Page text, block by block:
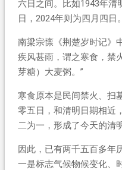
六日之间。比如1943年清
日，2024年则为四月四日。
南梁宗懔《荆楚岁时记》
疾风甚雨，谓之寒食，禁
芽糖）大麦粥。”
寒食原本是民间禁火、扫
零五日，和清明日期相近
二为一，形成了今天的清
因此，已有两千五百多年
一是标志气候物候变化、